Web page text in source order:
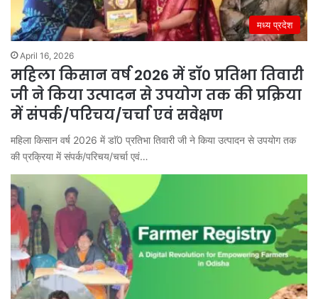
मध्य प्रदेश
April 16, 2026
महिला किसान वर्ष 2026 में डाॅ0 प्रतिभा तिवारी
जी ने किया उत्पादन से उपयोग तक की प्रक्रिया
में संपर्क/परिचय/चर्चा एवं सवेक्षण
महिला किसान वर्ष 2026 में डाॅ0 प्रतिभा तिवारी जी ने किया उत्पादन से उपयोग तक
की प्रक्रिया में संपर्क/परिचय/चर्चा एवं…